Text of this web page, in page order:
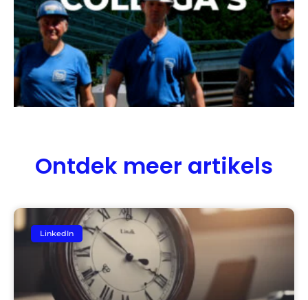
Ontdek meer artikels
LinkedIn